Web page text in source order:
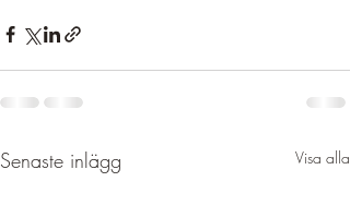
Senaste inlägg Visa alla